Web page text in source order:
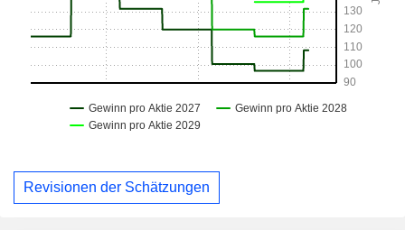
Revisionen der Schätzungen